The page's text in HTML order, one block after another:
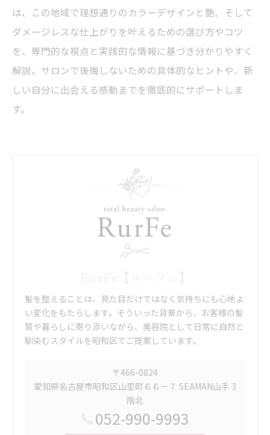
は、この地域で理想通りのカラーデザインと艶、そして
ダメージレスな仕上がりを叶えるための選び方やコツ
を、専門的な視点と実践的な情報に基づき分かりやすく
解説。サロンで後悔しないための具体的なヒントや、新
しい自分に出会える感動までを徹底的にサポートしま
す。
髪を整えることは、見た目だけではなく気持ちにも心地よ
い変化をもたらします。そういった背景から、お客様の髪
質や暮らしに寄り添いながら、美容院として日常に自然と
馴染むスタイルを昭和区でご提案しています。
〒466-0824
愛知県名古屋市昭和区山里町６６－７ SEAMAN山手 3
階北
052-990-9993